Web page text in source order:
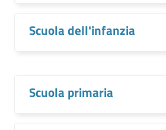
Scuola dell'infanzia
Scuola primaria